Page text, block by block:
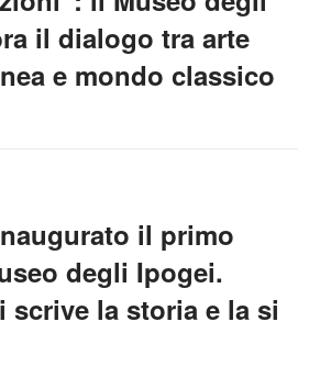
il dialogo tra arte
e mondo classico
il primo
degli Ipogei.
scrive la storia e la si